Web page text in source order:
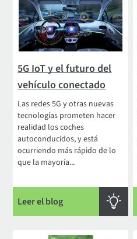
5G IoT y el futuro del
vehículo conectado
Las redes 5G y otras nuevas
tecnologías prometen hacer
realidad los coches
autoconducidos, y está
ocurriendo más rápido de lo
que la mayoría...
Leer el blog